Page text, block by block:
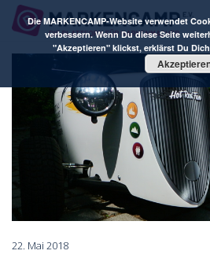
22. Mai 2018
Die MARKENCAMP-Website verwendet
verbessern. Wenn Du diese Seite
"Akzeptieren" klickst, erklärst Du